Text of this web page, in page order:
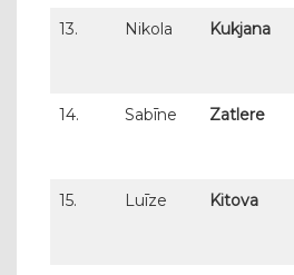
13. Nikola Kukjana
14. Sabīne Zatlere
15. Luīze Kitova